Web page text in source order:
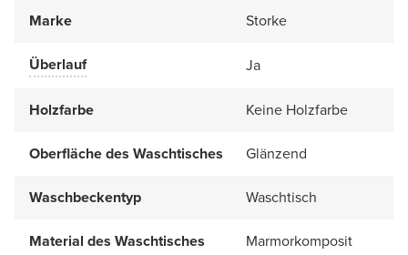
Marke Storke
Überlauf Ja
Holzfarbe Keine Holzfarbe
Oberfläche des Waschtisches Glänzend
Waschbeckentyp Waschtisch
Material des Waschtisches Marmorkomposit